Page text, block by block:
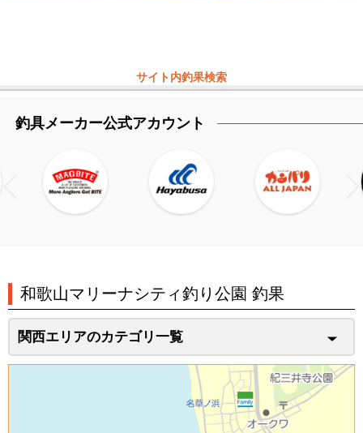
サイト内釣果検索
釣具メーカー公式アカウント
和歌山マリーナシティ釣り公園 釣果
関西エリアのカテゴリ一覧